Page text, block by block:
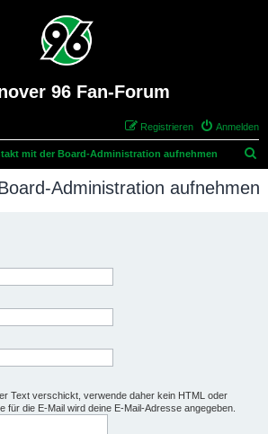
96 Fan-Forum
Anmelden
Registrieren
mit der Board-Administration aufnehmen
c
Administration aufnehmen
Text verschickt, verwende daher kein HTML oder
für die E-Mail wird deine E-Mail-Adresse angegeben.